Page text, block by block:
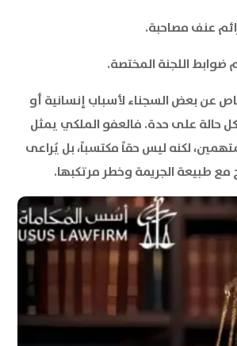
عن بعض السجناء لأسباب إنسانية أو
حالة على حدة. فالعفو الملكي يمثل
لكنه ليس حقاً مكتسباً، بل يُراعى
مع طبيعة الجريمة وخطر مرتكبها.